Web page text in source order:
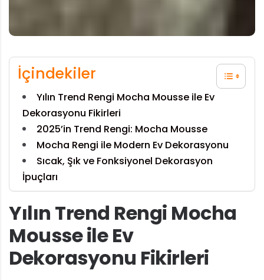
İçindekiler
Yılın Trend Rengi Mocha Mousse ile Ev
Dekorasyonu Fikirleri
2025’in Trend Rengi: Mocha Mousse
Mocha Rengi ile Modern Ev Dekorasyonu
Sıcak, Şık ve Fonksiyonel Dekorasyon
İpuçları
Yılın Trend Rengi Mocha
Mousse ile Ev
Dekorasyonu Fikirleri